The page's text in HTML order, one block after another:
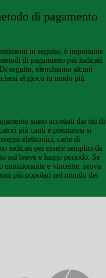
di pagamento
in seguito, è importante
di pagamento più indicati
seguito, elenchiamo alcuni
al gioco in modo più
siano accettati dai siti di
più cauti e premurosi si
elettronici, carte di
indicati per essere semplici da
sul breve e lungo periodo. Se
emozionante e vincente, prova
più popolari nel mondo dei